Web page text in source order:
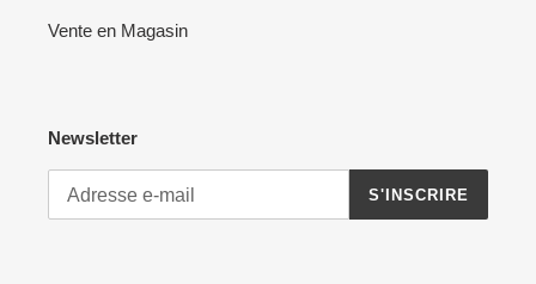
Vente en Magasin
Newsletter
S'INSCRIRE